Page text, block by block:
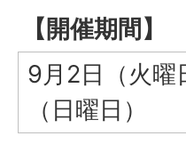
【開催期間】
9月2日（火曜
（日曜日）